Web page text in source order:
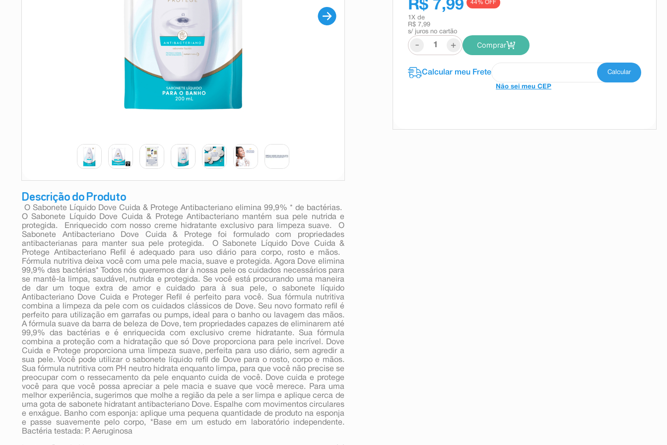
Descrição do Produto
 O Sabonete Líquido Dove Cuida & Protege Antibacteriano elimina 99,9% * de bactérias. 
O Sabonete Líquido Dove Cuida & Protege Antibacteriano mantém sua pele nutrida e
protegida.  Enriquecido com nosso creme hidratante exclusivo para limpeza suave.  O
Sabonete Antibacteriano Dove Cuida & Protege foi formulado com propriedades
antibacterianas para manter sua pele protegida.  O Sabonete Líquido Dove Cuida &
Protege Antibacteriano Refil é adequado para uso diário para corpo, rosto e mãos. 
Fórmula nutritiva deixa você com uma pele macia, suave e protegida. Agora Dove elimina
99,9% das bactérias* Todos nós queremos dar à nossa pele os cuidados necessários para
se mantê-la limpa, saudável, nutrida e protegida. Se você está procurando uma maneira
de dar um toque extra de amor e cuidado para à sua pele, o sabonete líquido
Antibacteriano Dove Cuida e Proteger Refil é perfeito para você. Sua fórmula nutritiva
combina a limpeza da pele com os cuidados clássicos de Dove. Seu novo formato refil é
perfeito para utilização em garrafas ou pumps, ideal para o banho ou lavagem das mãos.
A fórmula suave da barra de beleza de Dove, tem propriedades capazes de eliminarem até
99,9% das bactérias e é enriquecida com exclusivo creme hidratante. Sua fórmula
combina a proteção com a hidratação que só Dove proporciona para pele incrível. Dove
Cuida e Protege proporciona uma limpeza suave, perfeita para uso diário, sem agredir a
sua pele. Você pode utilizar o sabonete líquido refil de Dove para o rosto, corpo e mãos.
Sua fórmula nutritiva com PH neutro hidrata enquanto limpa, para que você não precise se
preocupar com o ressecamento da pele enquanto cuida de você. Dove cuida e protege
você para que você possa apreciar a pele macia e suave que você merece. Para uma
melhor experiência, sugerimos que molhe a região da pele a ser limpa e aplique cerca de
uma gota de sabonete hidratant antibacteriano Dove. Espalhe com movimentos circulares
e enxágue. Banho com esponja: aplique uma pequena quantidade de produto na esponja
e passe suavemente pelo corpo, *Base em um estudo em laboratório independente.
Bactéria testada: P. Aeruginosa
R$ 7,99 44% OFF
1 X de
R$ 7,99
s/ juros no cartão
- + Comprar
Não sei meu CEP
absorvente
ºshampoo